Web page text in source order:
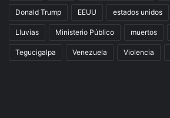
Donald Trump EEUU estados unidos
Lluvias Ministerio Público muertos
Tegucigalpa Venezuela Violencia